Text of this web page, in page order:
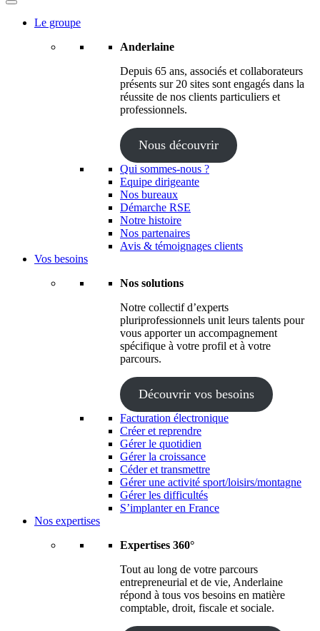
Le groupe
Anderlaine
Depuis 65 ans, associés et collaborateurs
présents sur 20 sites sont engagés dans la
réussite de nos clients particuliers et
professionnels.
Nous découvrir
Qui sommes-nous ?
Equipe dirigeante
Nos bureaux
Démarche RSE
Notre histoire
Nos partenaires
Avis & témoignages clients
Vos besoins
Nos solutions
Notre collectif d’experts
pluriprofessionnels unit leurs talents pour
vous apporter un accompagnement
spécifique à votre profil et à votre
parcours.
Découvrir vos besoins
Facturation électronique
Créer et reprendre
Gérer le quotidien
Gérer la croissance
Céder et transmettre
Gérer une activité sport/loisirs/montagne
Gérer les difficultés
S’implanter en France
Nos expertises
Expertises 360°
Tout au long de votre parcours
entrepreneurial et de vie, Anderlaine
répond à tous vos besoins en matière
comptable, droit, fiscale et sociale.